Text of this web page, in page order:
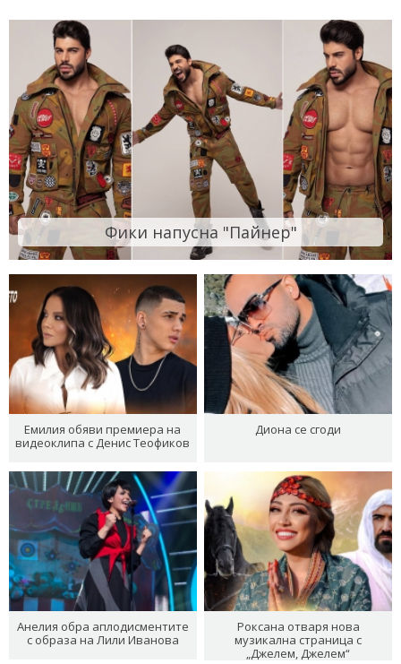
Фики напусна "Пайнер"
Емилия обяви премиера на
видеоклипа с Денис Теофиков
Диона се сгоди
Анелия обра аплодисментите
с образа на Лили Иванова
Роксана отваря нова
музикална страница с
„Джелем, Джелем“